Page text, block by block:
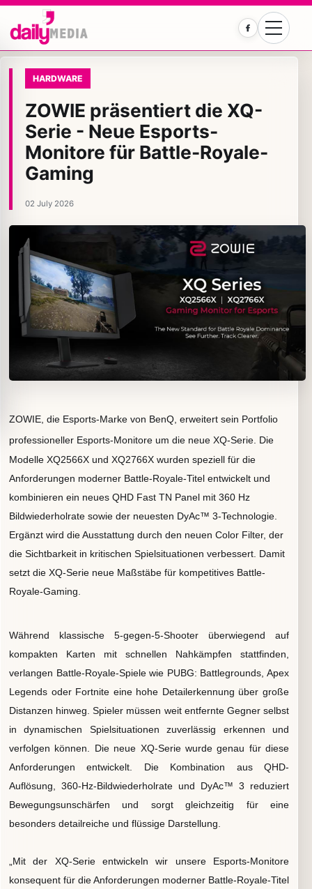
Facebook
HARDWARE
ZOWIE präsentiert die XQ-
Serie - Neue Esports-
Monitore für Battle-Royale-
Gaming
02 July 2026
ZOWIE, die Esports-Marke von BenQ, erweitert sein Portfolio
professioneller Esports-Monitore um die neue XQ-Serie. Die
Modelle XQ2566X und XQ2766X wurden speziell für die
Anforderungen moderner Battle-Royale-Titel entwickelt und
kombinieren ein neues QHD Fast TN Panel mit 360 Hz
Bildwiederholrate sowie der neuesten DyAc™ 3-Technologie.
Ergänzt wird die Ausstattung durch den neuen Color Filter, der
die Sichtbarkeit in kritischen Spielsituationen verbessert. Damit
setzt die XQ-Serie neue Maßstäbe für kompetitives Battle-
Royale-Gaming.
Während klassische 5-gegen-5-Shooter überwiegend auf
kompakten Karten mit schnellen Nahkämpfen stattfinden,
verlangen Battle-Royale-Spiele wie PUBG: Battlegrounds, Apex
Legends oder Fortnite eine hohe Detailerkennung über große
Distanzen hinweg. Spieler müssen weit entfernte Gegner selbst
in dynamischen Spielsituationen zuverlässig erkennen und
verfolgen können. Die neue XQ-Serie wurde genau für diese
Anforderungen entwickelt. Die Kombination aus QHD-
Auflösung, 360-Hz-Bildwiederholrate und DyAc™ 3 reduziert
Bewegungsunschärfen und sorgt gleichzeitig für eine
besonders detailreiche und flüssige Darstellung.
„Mit der XQ-Serie entwickeln wir unsere Esports-Monitore
konsequent für die Anforderungen moderner Battle-Royale-Titel